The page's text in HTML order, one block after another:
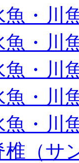
魚・川
魚・川
魚・川
魚・川
魚・川
椎（サ